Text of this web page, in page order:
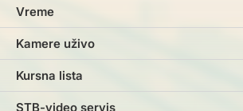
Vreme
Kamere uživo
Kursna lista
STB-video servis